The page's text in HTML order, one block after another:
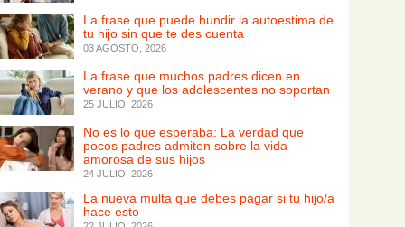
La frase que puede hundir la autoestima de
tu hijo sin que te des cuenta
03 AGOSTO, 2026
La frase que muchos padres dicen en
verano y que los adolescentes no soportan
25 JULIO, 2026
No es lo que esperaba: La verdad que
pocos padres admiten sobre la vida
amorosa de sus hijos
24 JULIO, 2026
La nueva multa que debes pagar si tu hijo/a
hace esto